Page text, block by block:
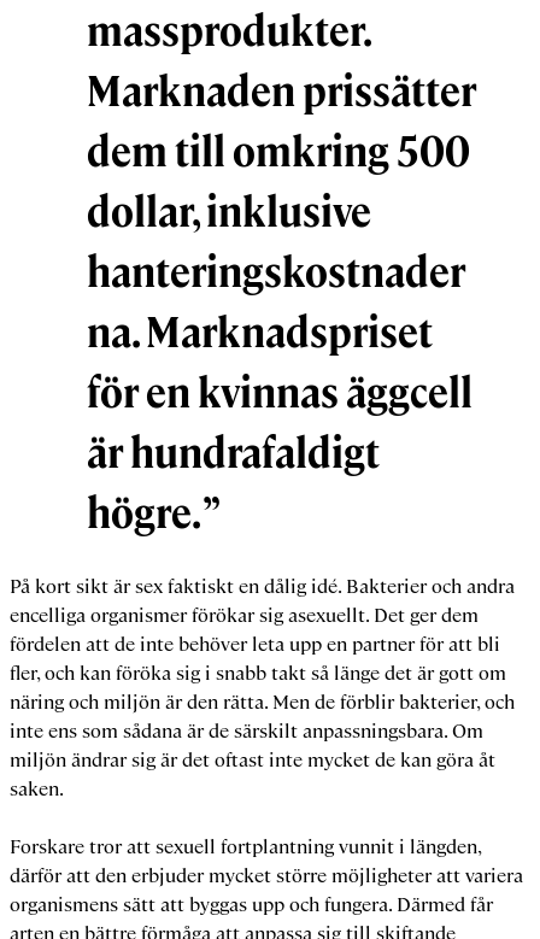
massprodukter.
Marknaden prissätter
dem till omkring 500
dollar, inklusive
hanteringskostnader
na. Marknadspriset
för en kvinnas äggcell
är hundrafaldigt
högre.”
På kort sikt är sex faktiskt en dålig idé. Bakterier och andra
encelliga organismer förökar sig asexuellt. Det ger dem
fördelen att de inte behöver leta upp en partner för att bli
fler, och kan föröka sig i snabb takt så länge det är gott om
näring och miljön är den rätta. Men de förblir bakterier, och
inte ens som sådana är de särskilt anpassningsbara. Om
miljön ändrar sig är det oftast inte mycket de kan göra åt
saken.
Forskare tror att sexuell fortplantning vunnit i längden,
därför att den erbjuder mycket större möjligheter att variera
organismens sätt att byggas upp och fungera. Därmed får
arten en bättre förmåga att anpassa sig till skiftande